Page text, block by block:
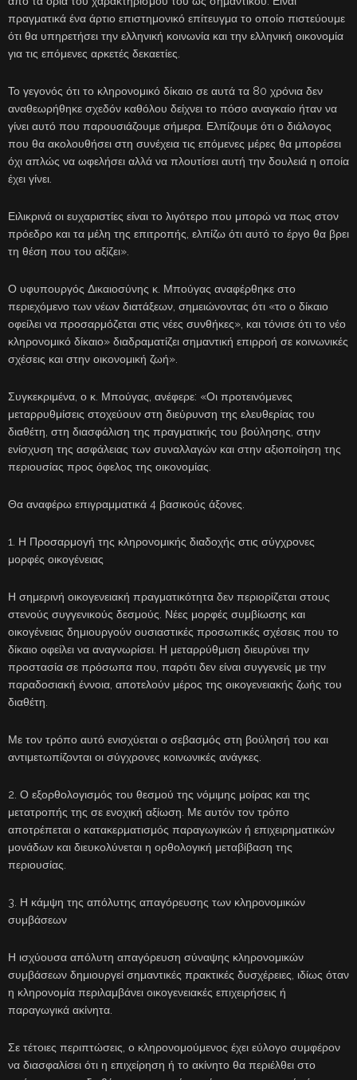
πραγματικά ένα άρτιο επιστημονικό επίτευγμα το οποίο πιστεύουμε
ότι θα υπηρετήσει την ελληνική κοινωνία και την ελληνική οικονομία
για τις επόμενες αρκετές δεκαετίες.
Το γεγονός ότι το κληρονομικό δίκαιο σε αυτά τα 80 χρόνια δεν
αναθεωρήθηκε σχεδόν καθόλου δείχνει το πόσο αναγκαίο ήταν να
γίνει αυτό που παρουσιάζουμε σήμερα. Ελπίζουμε ότι ο διάλογος
που θα ακολουθήσει στη συνέχεια τις επόμενες μέρες θα μπορέσει
όχι απλώς να ωφελήσει αλλά να πλουτίσει αυτή την δουλειά η οποία
έχει γίνει.
Ειλικρινά οι ευχαριστίες είναι το λιγότερο που μπορώ να πως στον
πρόεδρο και τα μέλη της επιτροπής, ελπίζω ότι αυτό το έργο θα βρει
τη θέση που του αξίζει».
Ο υφυπουργός Δικαιοσύνης κ. Μπούγας αναφέρθηκε στο
περιεχόμενο των νέων διατάξεων, σημειώνοντας ότι «το ο δίκαιο
οφείλει να προσαρμόζεται στις νέες συνθήκες», και τόνισε ότι το νέο
κληρονομικό δίκαιο» διαδραματίζει σημαντική επιρροή σε κοινωνικές
σχέσεις και στην οικονομική ζωή».
Συγκεκριμένα, ο κ. Μπούγας, ανέφερε: «Οι προτεινόμενες
μεταρρυθμίσεις στοχεύουν στη διεύρυνση της ελευθερίας του
διαθέτη, στη διασφάλιση της πραγματικής του βούλησης, στην
ενίσχυση της ασφάλειας των συναλλαγών και στην αξιοποίηση της
περιουσίας προς όφελος της οικονομίας.
Θα αναφέρω επιγραμματικά 4 βασικούς άξονες.
1. Η Προσαρμογή της κληρονομικής διαδοχής στις σύγχρονες
μορφές οικογένειας
Η σημερινή οικογενειακή πραγματικότητα δεν περιορίζεται στους
στενούς συγγενικούς δεσμούς. Νέες μορφές συμβίωσης και
οικογένειας δημιουργούν ουσιαστικές προσωπικές σχέσεις που το
δίκαιο οφείλει να αναγνωρίσει. Η μεταρρύθμιση διευρύνει την
προστασία σε πρόσωπα που, παρότι δεν είναι συγγενείς με την
παραδοσιακή έννοια, αποτελούν μέρος της οικογενειακής ζωής του
διαθέτη.
Με τον τρόπο αυτό ενισχύεται ο σεβασμός στη βούλησή του και
αντιμετωπίζονται οι σύγχρονες κοινωνικές ανάγκες.
2. Ο εξορθολογισμός του θεσμού της νόμιμης μοίρας και της
μετατροπής της σε ενοχική αξίωση. Με αυτόν τον τρόπο
αποτρέπεται ο κατακερματισμός παραγωγικών ή επιχειρηματικών
μονάδων και διευκολύνεται η ορθολογική μεταβίβαση της
περιουσίας.
3. Η κάμψη της απόλυτης απαγόρευσης των κληρονομικών
συμβάσεων
Η ισχύουσα απόλυτη απαγόρευση σύναψης κληρονομικών
συμβάσεων δημιουργεί σημαντικές πρακτικές δυσχέρειες, ιδίως όταν
η κληρονομία περιλαμβάνει οικογενειακές επιχειρήσεις ή
παραγωγικά ακίνητα.
Σε τέτοιες περιπτώσεις, ο κληρονομούμενος έχει εύλογο συμφέρον
να διασφαλίσει ότι η επιχείρηση ή το ακίνητο θα περιέλθει στο